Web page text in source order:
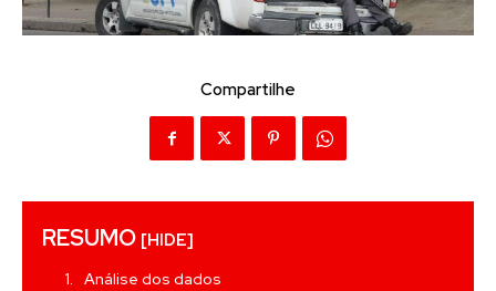
Compartilhe
RESUMO [HIDE]
Análise dos dados